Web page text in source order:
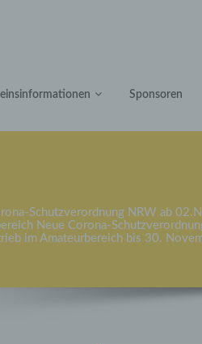
Sponsoren
Schutzverordnung NRW ab
Neue Corona-
im Amateurbereich bis 30.